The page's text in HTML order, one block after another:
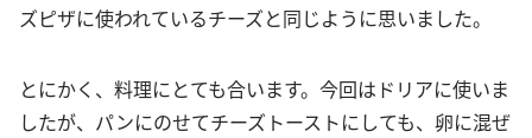
ズピザに使われているチーズと同じように思いました。
とにかく、料理にとても合います。今回はドリアに使いま
したが、パンにのせてチーズトーストにしても、卵に混ぜ